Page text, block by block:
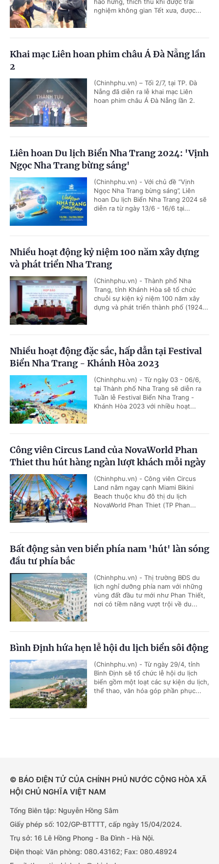
nghiệm không gian Tết xưa, được...
Khai mạc Liên hoan phim châu Á Đà Nẵng lần
2
(Chinhphu.vn) – Tối 2/7, tại TP. Đà
Nẵng đã diễn ra lễ khai mạc Liên
hoan phim châu Á Đà Nẵng lần 2.
Liên hoan Du lịch Biển Nha Trang 2024: 'Vịnh
Ngọc Nha Trang bừng sáng'
(Chinhphu.vn) - Với chủ đề “Vịnh
Ngọc Nha Trang bừng sáng”, Liên
hoan Du lịch Biển Nha Trang 2024 sẽ
diễn ra từ ngày 13/6 - 16/6 tại...
Nhiều hoạt động kỷ niệm 100 năm xây dựng
và phát triển Nha Trang
(Chinhphu.vn) - Thành phố Nha
Trang, tỉnh Khánh Hòa sẽ tổ chức
chuỗi sự kiện kỷ niệm 100 năm xây
dựng và phát triển thành phố (1924...
Nhiều hoạt động đặc sắc, hấp dẫn tại Festival
Biển Nha Trang - Khánh Hòa 2023
(Chinhphu.vn) - Từ ngày 03 - 06/6,
tại Thành phố Nha Trang sẽ diễn ra
Tuần lễ Festival Biển Nha Trang -
Khánh Hòa 2023 với nhiều hoạt...
Công viên Circus Land của NovaWorld Phan
Thiet thu hút hàng ngàn lượt khách mỗi ngày
(Chinhphu.vn) - Công viên Circus
Land nằm ngay cạnh Miami Bikini
Beach thuộc khu đô thị du lịch
NovaWorld Phan Thiet (TP Phan...
Bất động sản ven biển phía nam 'hút' làn sóng
đầu tư phía bắc
(Chinhphu.vn) - Thị trường BĐS du
lịch nghỉ dưỡng phía nam với những
vùng đất đầu tư mới như Phan Thiết,
nơi có tiềm năng vượt trội về du...
Bình Định hứa hẹn lễ hội du lịch biển sôi động
(Chinhphu.vn) - Từ ngày 29/4, tỉnh
Bình Định sẽ tổ chức lễ hội du lịch
biển gồm một loạt các sự kiện du lịch,
thể thao, văn hóa góp phần phục...
© BÁO ĐIỆN TỬ CỦA CHÍNH PHỦ NƯỚC CỘNG HÒA XÃ
HỘI CHỦ NGHĨA VIỆT NAM
Tổng Biên tập: Nguyễn Hồng Sâm
Giấy phép số: 102/GP-BTTTT, cấp ngày 15/04/2024.
Trụ sở: 16 Lê Hồng Phong - Ba Đình - Hà Nội.
Điện thoại: Văn phòng: 080.43162; Fax: 080.48924